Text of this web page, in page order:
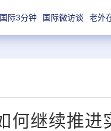
国际3分钟 国际微访谈 老外
何继续推进